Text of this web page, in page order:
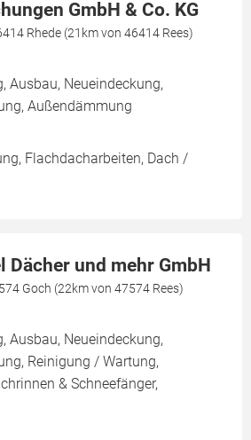
GmbH & Co. KG
Rhede (21km von 46414 Rees)
Ausbau, Neueindeckung,
Außendämmung
Flachdacharbeiten, Dach /
Dächer und mehr GmbH
Goch (22km von 47574 Rees)
Ausbau, Neueindeckung,
Reinigung / Wartung,
& Schneefänger,